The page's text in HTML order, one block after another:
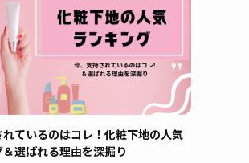
ているのはコレ！化粧下地の人気
選ばれる理由を深掘り